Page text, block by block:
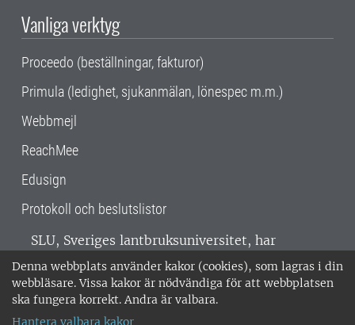
Denna webbplats använder kakor (cookies), som lagras i din
webbläsare. Vissa kakor är nödvändiga för att webbplatsen
ska fungera korrekt. Andra är valbara.
Hantera valbara kakor
Vanliga verktyg
Proceedo (beställningar, fakturor)
Primula (ledighet, sjukanmälan, lönespec m.m.)
Webbmejl
ReachMee
Edusign
Protokoll och beslutslistor
SLU, Sveriges lantbruksuniversitet, har
verksamhet över hela Sverige. Huvudorter är
Alnarp, Uppsala och Umeå.SLU är
miljöcertifierat enligt ISO 14001. •
018-67 10 00 • Org nr: 202100-2817 •